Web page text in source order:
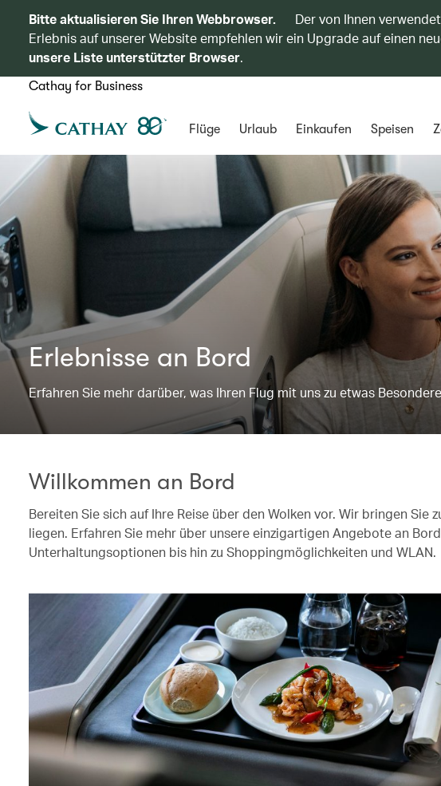
Bitte aktualisieren Sie Ihren Webbrowser.
Der von Ihnen
Erlebnis auf unserer Website empfehlen wir ein Upgrade auf einen
unsere Liste unterstützter Browser.
Cathay for Business
Flüge Urlaub Einkaufen Speisen
Erlebnisse an Bord
Erfahren Sie mehr darüber, was Ihren Flug mit uns zu etwas
Willkommen an Bord
Bereiten Sie sich auf Ihre Reise über den Wolken vor. Wir bringen Sie
liegen. Erfahren Sie mehr über unsere einzigartigen Angebote an
Unterhaltungsoptionen bis hin zu Shoppingmöglichkeiten und WLAN.